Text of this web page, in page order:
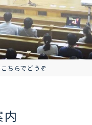
ちらでどうぞ